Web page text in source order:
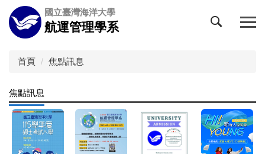
跳
到
主
區
國立臺灣海洋大學
航運管理學系
首頁 焦點訊息
焦點訊息